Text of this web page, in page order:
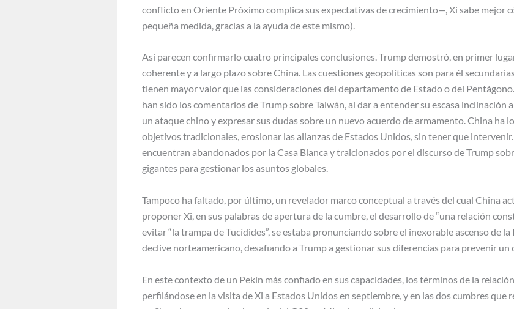
conflicto en Oriente Próximo complica sus expectativas de crecimiento—, Xi sabe mejor
pequeña medida, gracias a la ayuda de este mismo).
Así parecen confirmarlo cuatro principales conclusiones. Trump demostró, en primer
coherente y a largo plazo sobre China. Las cuestiones geopolíticas son para él
tienen mayor valor que las consideraciones del departamento de Estado o del
han sido los comentarios de Trump sobre Taiwán, al dar a entender su escasa inclinación
un ataque chino y expresar sus dudas sobre un nuevo acuerdo de armamento. China ha
objetivos tradicionales, erosionar las alianzas de Estados Unidos, sin tener que
encuentran abandonados por la Casa Blanca y traicionados por el discurso de Trump
gigantes para gestionar los asuntos globales.
Tampoco ha faltado, por último, un revelador marco conceptual a través del cual China
proponer Xi, en sus palabras de apertura de la cumbre, el desarrollo de “una relación
evitar “la trampa de Tucídides”, se estaba pronunciando sobre el inexorable ascenso de
declive norteamericano, desafiando a Trump a gestionar sus diferencias para prevenir un
En este contexto de un Pekín más confiado en sus capacidades, los términos de la
perfilándose en la visita de Xi a Estados Unidos en septiembre, y en las dos cumbres que